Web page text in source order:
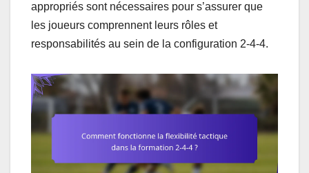
appropriés sont nécessaires pour s’assurer que
les joueurs comprennent leurs rôles et
responsabilités au sein de la configuration 2-4-4.